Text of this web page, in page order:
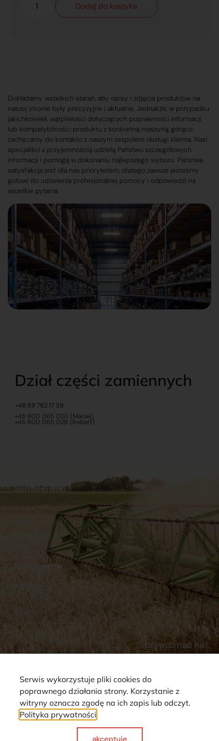
Dodaj do koszyka
Dokładamy wszelkich starań, aby opisy i zdjęcia produktów na
naszej stronie były precyzyjne i aktualne. Jednakże, w przypadku
jakichkolwiek wątpliwości dotyczących poprawności informacji
lub kompatybilności produktu z konkretną maszyną, gorąco
zachęcamy do kontaktu z naszym zespołem obsługi klienta. Nasi
specjaliści z przyjemnością udzielą Państwu szczegółowych
informacji i pomogą w dokonaniu najlepszego wyboru. Państwa
satysfakcja jest dla nas priorytetem, dlatego zawsze jesteśmy
gotowi do udzielenia profesjonalnej pomocy i odpowiedzi na
wszelkie pytania.
Dział części zamiennych
+48 89 762 17 39
+48 600 065 020 (Maciej)
+48 600 065 028 (Robert)
Dokumenty
Regulamin
Polityka prywatności
Reklamacje i zwroty
Dostawy
Płatności
Romanowski
Sklep internetowy
Praca
Ubezpieczenia
Sprawdź nas na
Strona wykorzystuje pliki cookie. Wszystkie prawa zastrzeżone ©
Serwis wykorzystuje pliki cookies do
poprawnego działania strony. Korzystanie z
witryny oznacza zgodę na ich zapis lub odczyt.
Polityka prywatności
akceptuje